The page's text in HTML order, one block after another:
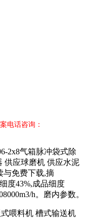
电话咨询：
2x8气箱脉冲袋式除
供应球磨机 供应水泥
与免费下载,摘
度43%,成品细度
h。磨内参数。
喂料机 槽式输送机